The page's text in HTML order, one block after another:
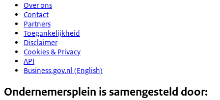
Over ons
Contact
Partners
Toegankelijkheid
Disclaimer
Cookies & Privacy
API
Business.gov.nl (English)
Ondernemersplein is samengesteld door: